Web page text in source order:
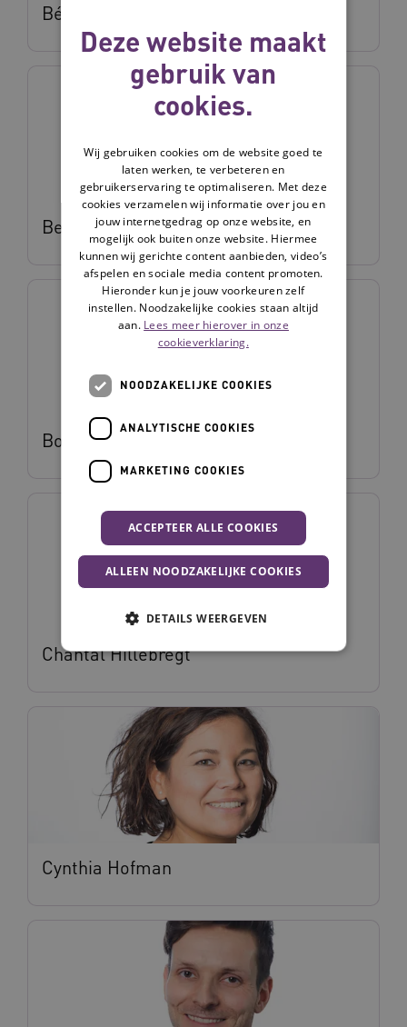
Béatrice Dijcks
Beaudine van den Berg
Bob Hofstede
Chantal Hillebregt
Cynthia Hofman
Deze website maakt
gebruik van
cookies.
Wij gebruiken cookies om de website goed te
laten werken, te verbeteren en
gebruikerservaring te optimaliseren. Met deze
cookies verzamelen wij informatie over jou en
jouw internetgedrag op onze website, en
mogelijk ook buiten onze website. Hiermee
kunnen wij gerichte content aanbieden, video’s
afspelen en sociale media content promoten.
Hieronder kun je jouw voorkeuren zelf
instellen. Noodzakelijke cookies staan altijd
aan. Lees meer hierover in onze
cookieverklaring.
NOODZAKELIJKE COOKIES
ANALYTISCHE COOKIES
MARKETING COOKIES
ACCEPTEER ALLE COOKIES
ALLEEN NOODZAKELIJKE COOKIES
DETAILS WEERGEVEN
Marketing cookies
Deze functionele en technische cookies zorgen
ervoor dat de website werkt. Deze cookies
worden altijd geplaatst en maken geen inbreuk
op uw privacy.
Naam
Provider
__Secure-ROLLOUT_TOKEN
__Secure-YNID .youtube.com